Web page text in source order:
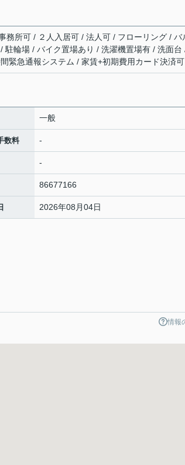
務所可 / ２人入居可 / 法人可 / フローリング / バ
輪場 / バイク置場あり / 洗濯機置場有 / 洗面台
緊急通報システム / 家賃+初期費用カード決済可
一般
数料 -
-
86677166
2026年08月04日
情報